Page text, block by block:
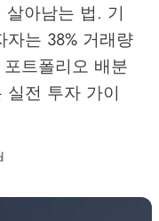
살아남는 법. 기
는 38% 거래량
트폴리오 배분
전 투자 가이